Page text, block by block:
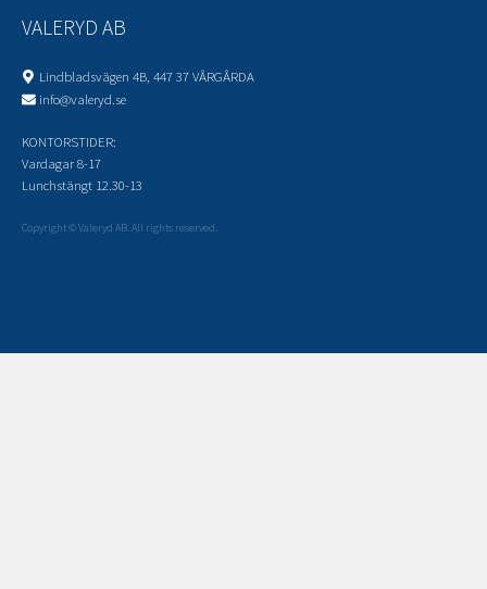
VALERYD AB
Lindbladsvägen 4B, 447 37 VÅRGÅRDA
info@valeryd.se
KONTORSTIDER:
Vardagar 8-17
Lunchstängt 12.30-13
Copyright © Valeryd AB. All rights reserved.